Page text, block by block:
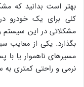
کلی برای یک خودرو
مشکلاتی در این سیستم
مسیرهای ناهموار یا
نرمی و راحتی کمتری به